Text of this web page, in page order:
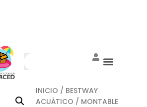
INICIO / BESTWAY
ACUÁTICO / MONTABLE